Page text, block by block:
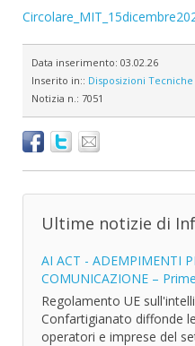
Data inserimento: 03.02.26
Inserito in:: Disposizioni Tecniche
Notizia n.: 7051
Ultime notizie di
AI ACT - ADEMPIMENTI
COMUNICAZIONE –
Regolamento UE
Confartigianato diffonde
operatori e imprese del